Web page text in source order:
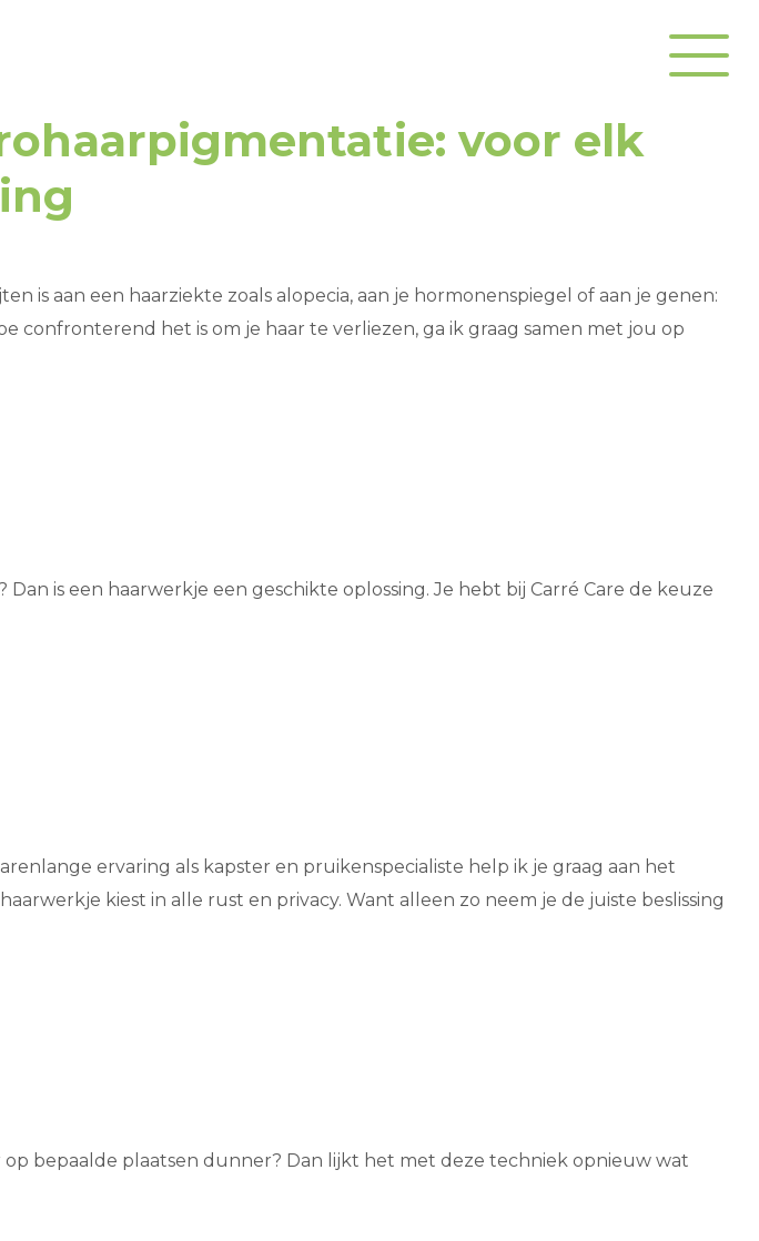
voor elk
is aan een haarziekte zoals alopecia, aan je hormonenspiegel of aan je genen:
confronterend het is om je haar te verliezen, ga ik graag samen met jou op
is een haarwerkje een geschikte oplossing. Je hebt bij Carré Care de keuze
ervaring als kapster en pruikenspecialiste help ik je graag aan het
kiest in alle rust en privacy. Want alleen zo neem je de juiste beslissing
bepaalde plaatsen dunner? Dan lijkt het met deze techniek opnieuw wat